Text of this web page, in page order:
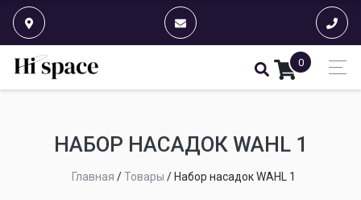
0
НАБОР НАСАДОК WAHL 1
Главная /Товары / Набор насадок WAHL 1